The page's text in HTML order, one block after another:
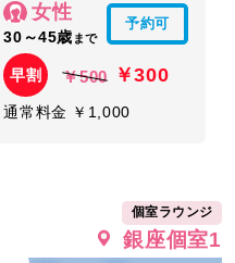
女性
30～45歳 まで
予約可
早割 ￥500 ￥300
通常料金 ￥1,000
個室ラウンジ
銀座個室1